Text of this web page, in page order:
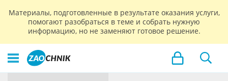
Материалы, подготовленные в результате оказания услуги,
помогают разобраться в теме и собрать нужную
информацию, но не заменяют готовое решение.